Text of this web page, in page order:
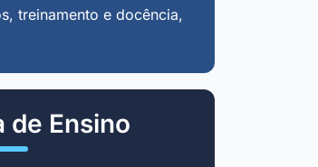
treinamento e docência,
de Ensino